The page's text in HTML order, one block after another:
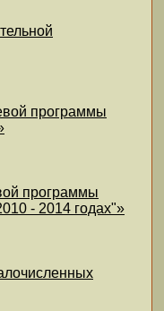
программы
программы
- 2014 годах"»